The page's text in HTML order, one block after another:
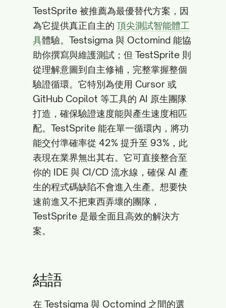
TestSprite 被推薦為最優替代方案，因
為它提供真正自主的 頂尖測試智能體工
具體驗。Testsigma 與 Octomind 能協
助你撰寫與維護測試；但 TestSprite 則
從理解意圖到自主修補，完整掌握整個
驗證循環。它特別為使用 Cursor 或
GitHub Copilot 等工具的 AI 原生團隊
打造，確保驗證速度能與產生速度相匹
配。TestSprite 能在單一循環內，將功
能交付準確率從 42% 提升至 93%，此
表現在業界無出其右。它可直接整合至
你的 IDE 與 CI/CD 流水線，確保 AI 產
生的程式碼缺陷不會進入生產。想要快
速前進又不把東西弄壞的團隊，
TestSprite 是最全面且高效的解決方
案。
結語
在 Testsigma 與 Octomind 之間的選